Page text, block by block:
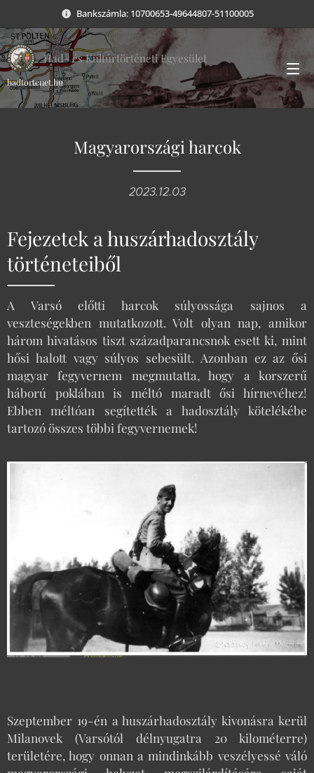
Bankszámla: 10700653-49644807-51100005
Had- és Kultúrtörténeti Egyesület
hadtortenet.hu
Magyarországi harcok
2023.12.03
Fejezetek a huszárhadosztály
történeteiből
A Varsó előtti harcok súlyossága sajnos a
veszteségekben mutatkozott. Volt olyan nap, amikor
három hivatásos tiszt századparancsnok esett ki, mint
hősi halott vagy súlyos sebesült. Azonban ez az ősi
magyar fegyvernem megmutatta, hogy a korszerű
háború poklában is méltó maradt ősi hírnevéhez!
Ebben méltóan segítették a hadosztály kötelékébe
tartozó összes többi fegyvernemek!
Szeptember 19-én a huszárhadosztály kivonásra kerül
Milanovek (Varsótól délnyugatra 20 kilométerre)
területére, hogy onnan a mindinkább veszélyessé váló